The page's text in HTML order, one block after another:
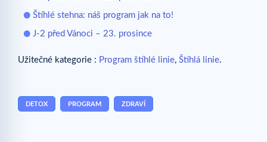
Štíhlé stehna: náš program jak na to!
J-2 před Vánoci – 23. prosince
Užitečné kategorie : Program štíhlé linie, Štíhlá linie.
DETOX PROGRAM ZDRAVÍ